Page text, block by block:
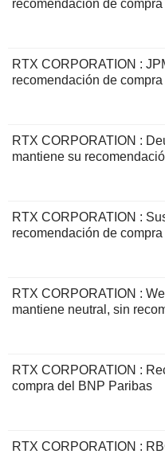
recomendación de compra
RTX CORPORATION :
recomendación de compra
RTX CORPORATION :
mantiene su
RTX CORPORATION :
recomendación de compra
RTX CORPORATION :
mantiene neutral, sin
RTX CORPORATION :
compra del BNP Paribas
RTX CORPORATION :